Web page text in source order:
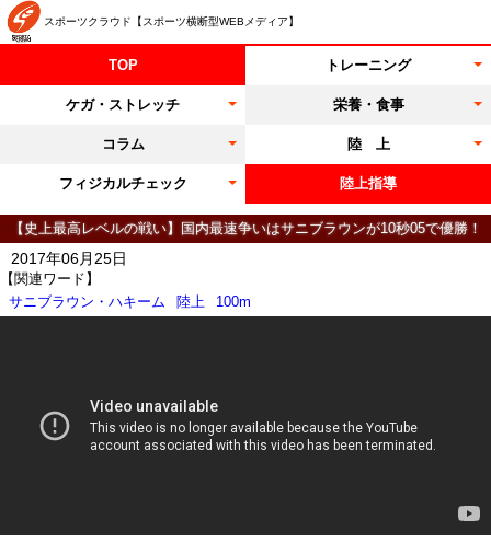
スポーツクラウド【スポーツ横断型WEBメディア】
TOP トレーニング
ケガ・ストレッチ 栄養・食事
コラム 陸 上
フィジカルチェック 陸上指導
【史上最高レベルの戦い】国内最速争いはサニブラウンが10秒05で優勝！
【関連ワード】
サニブラウン・ハキーム
陸上 100m
2017年06月25日